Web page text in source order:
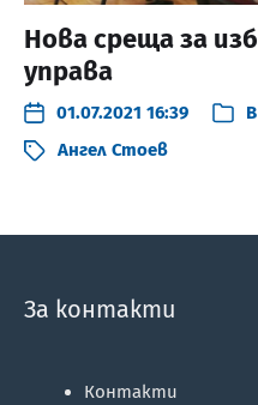
Нова среща за
управа
01.07.2021 16:39 В
Ангел Стоев
За контакти
Контакти